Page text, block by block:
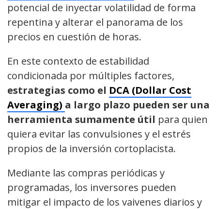
potencial de inyectar volatilidad de forma
repentina y alterar el panorama de los
precios en cuestión de horas.
En este contexto de estabilidad
condicionada por múltiples factores,
estrategias como el DCA (Dollar Cost
Averaging) a largo plazo pueden ser una
herramienta sumamente útil para quien
quiera evitar las convulsiones y el estrés
propios de la inversión cortoplacista.
Mediante las compras periódicas y
programadas, los inversores pueden
mitigar el impacto de los vaivenes diarios y